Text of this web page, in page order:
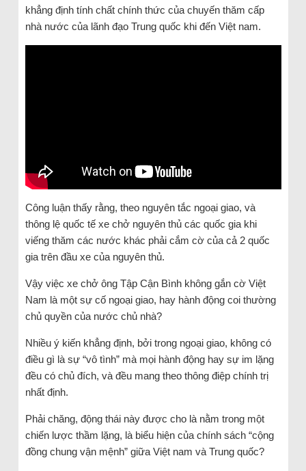
khẳng định tính chất chính thức của chuyến thăm cấp
nhà nước của lãnh đạo Trung quốc khi đến Việt nam.
Công luận thấy rằng, theo nguyên tắc ngoại giao, và
thông lệ quốc tế xe chở nguyên thủ các quốc gia khi
viếng thăm các nước khác phải cắm cờ của cả 2 quốc
gia trên đầu xe của nguyên thủ.
Vậy việc xe chở ông Tập Cận Bình không gắn cờ Việt
Nam là một sự cố ngoại giao, hay hành động coi thường
chủ quyền của nước chủ nhà?
Nhiều ý kiến khẳng định, bởi trong ngoại giao, không có
điều gì là sự “vô tình” mà mọi hành động hay sự im lặng
đều có chủ đích, và đều mang theo thông điệp chính trị
nhất định.
Phải chăng, động thái này được cho là nằm trong một
chiến lược thầm lặng, là biểu hiện của chính sách “cộng
đồng chung vận mệnh” giữa Việt nam và Trung quốc?